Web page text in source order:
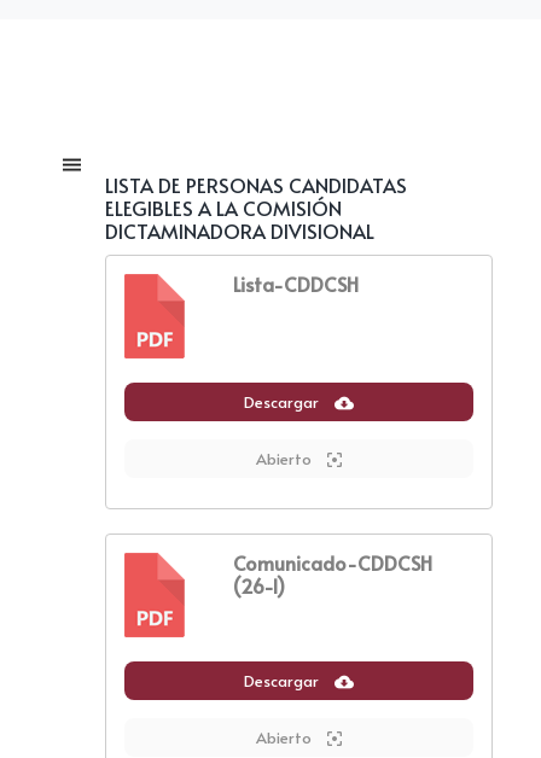
LISTA DE PERSONAS CANDIDATAS
ELEGIBLES A LA COMISIÓN
DICTAMINADORA DIVISIONAL
PDF
Lista-CDDCSH
Descargar
Abierto
PDF
Comunicado-CDDCSH
(26-I)
Descargar
Abierto